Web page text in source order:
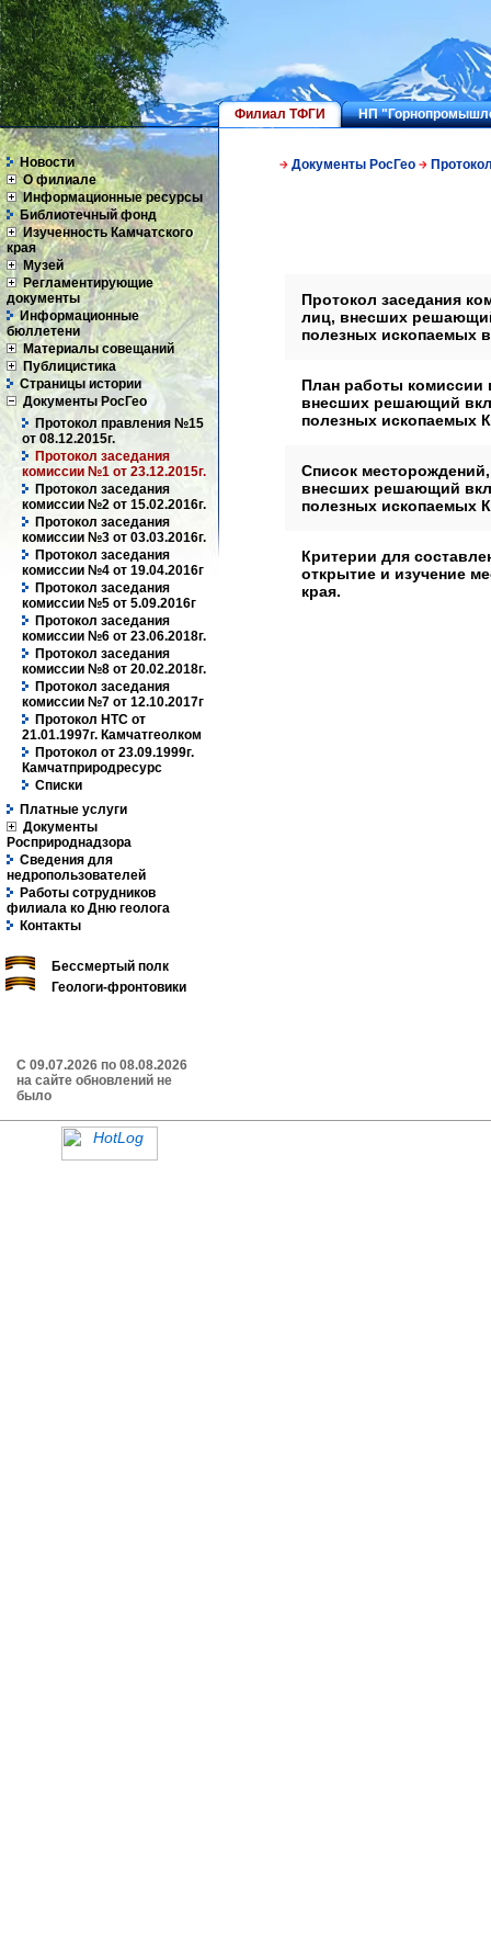
Филиал ТФГИ НП
Новости
О филиале
Информационные ресурсы
Библиотечный фонд
Изученность Камчатского
края
Музей
Регламентирующие
документы
Информационные
бюллетени
Материалы совещаний
Публицистика
Страницы истории
Документы РосГео
Протокол правления №15
от 08.12.2015г.
Протокол заседания
комиссии №1 от 23.12.2015г.
Протокол заседания
комиссии №2 от 15.02.2016г.
Протокол заседания
комиссии №3 от 03.03.2016г.
Протокол заседания
комиссии №4 от 19.04.2016г
Протокол заседания
комиссии №5 от 5.09.2016г
Протокол заседания
комиссии №6 от 23.06.2018г.
Протокол заседания
комиссии №8 от 20.02.2018г.
Протокол заседания
комиссии №7 от 12.10.2017г
Протокол НТС от
21.01.1997г. Камчатгеолком
Протокол от 23.09.1999г.
Камчатприродресурс
Списки
Платные услуги
Документы
Росприроднадзора
Сведения для
недропользователей
Работы сотрудников
филиала ко Дню геолога
Контакты
Бессмертый полк
Геологи-фронтовики
C 09.07.2026 по 08.08.2026
на сайте обновлений не
было
Документы РосГео
Протокол заседания
лиц, внесших
полезных ископаемых
План работы комиссии
внесших решающий
полезных ископаемых
Список
внесших решающий
полезных ископаемых
Критерии для
открытие и изучение
края.